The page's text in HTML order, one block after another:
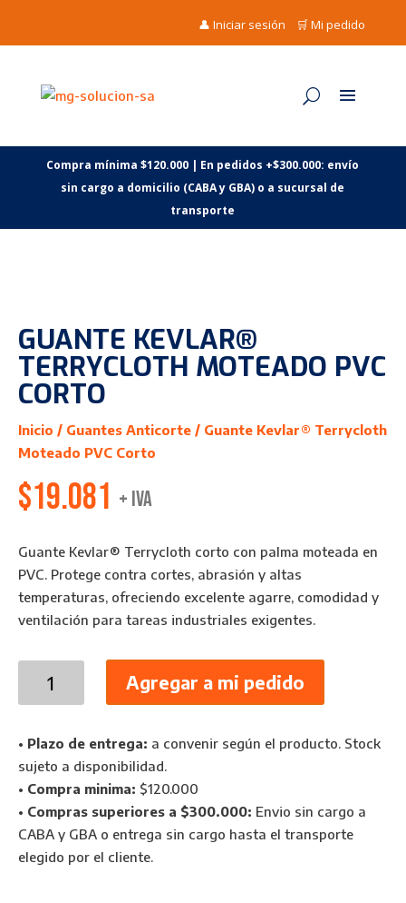
👤 Iniciar sesión 🛒 Mi pedido
Compra mínima $120.000 | En pedidos +$300.000: envío
sin cargo a domicilio (CABA y GBA) o a sucursal de
transporte
GUANTE KEVLAR®
TERRYCLOTH MOTEADO PVC
CORTO
Inicio / Guantes Anticorte / Guante Kevlar® Terrycloth
Moteado PVC Corto
$19.081 + IVA
Guante Kevlar® Terrycloth corto con palma moteada en
PVC. Protege contra cortes, abrasión y altas
temperaturas, ofreciendo excelente agarre, comodidad y
ventilación para tareas industriales exigentes.
Kevlar®
Moteado
PVC
Corto
cantidad
Agregar a mi pedido
• Plazo de entrega: a convenir según el producto. Stock
sujeto a disponibilidad.
• Compra minima: $120.000
• Compras superiores a $300.000: Envio sin cargo a
CABA y GBA o entrega sin cargo hasta el transporte
elegido por el cliente.